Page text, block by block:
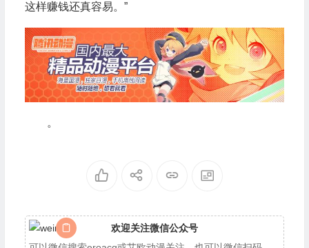
这样赚钱还真容易。”
。
欢迎关注微信公众号